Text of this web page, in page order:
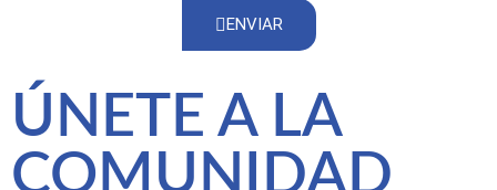
ENVIAR
ÚNETE A LA
COMUNIDAD